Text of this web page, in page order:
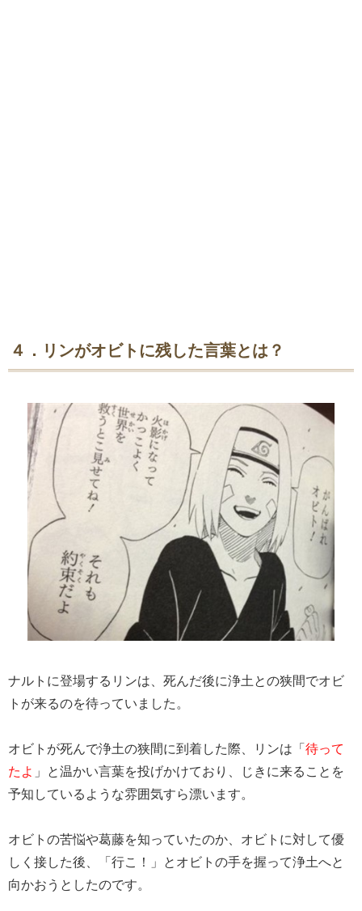
４．リンがオビトに残した言葉とは？
ナルトに登場するリンは、死んだ後に浄土との狭間でオビ
トが来るのを待っていました。
オビトが死んで浄土の狭間に到着した際、リンは「 待って
たよ 」と温かい言葉を投げかけており、じきに来ることを
予知しているような雰囲気すら漂います。
オビトの苦悩や葛藤を知っていたのか、オビトに対して優
しく接した後、「行こ！」とオビトの手を握って浄土へと
向かおうとしたのです。